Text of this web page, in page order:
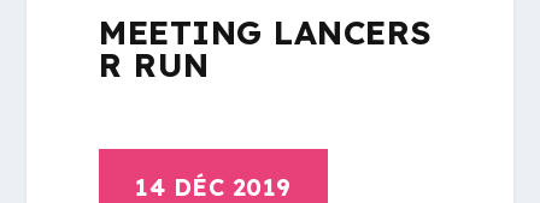
MEETING LANCERS
R RUN
14 DÉC 2019